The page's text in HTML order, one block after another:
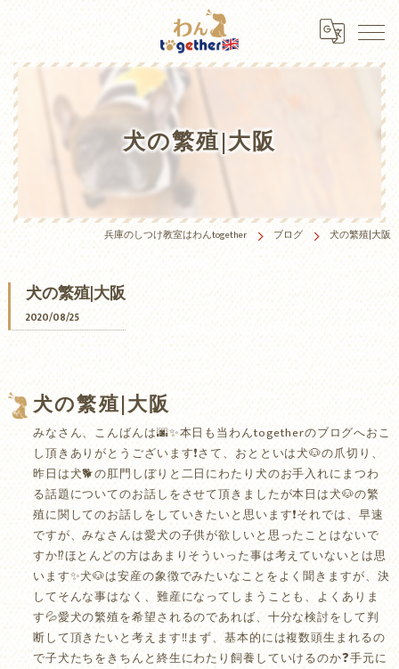
犬の繁殖|大阪
兵庫のしつけ教室はわんtogether ブログ 犬の繁殖|大阪
犬の繁殖|大阪
2020/08/25
みなさん、こんばんは🌆✨本日も当わんtogetherのブログへおこ
し頂きありがとうございます❗️さて、おとといは犬🐶の爪切り、
昨日は犬🐕の肛門しぼりと二日にわたり犬のお手入れにまつわ
る話題についてのお話しをさせて頂きましたが本日は犬🐶の繁
殖に関してのお話しをしていきたいと思います❗️それでは、早速
ですが、みなさんは愛犬の子供が欲しいと思ったことはないで
すか⁉️ほとんどの方はあまりそういった事は考えていないとは思
います✨犬🐶は安産の象徴でみたいなことをよく聞きますが、決
してそんな事はなく、難産になってしまうことも、よくありま
す💦愛犬の繁殖を希望されるのであれば、十分な検討をして判
断して頂きたいと考えます‼️まず、基本的には複数頭生まれるの
で子犬たちをきちんと終生にわたり飼養していけるのか❓手元に
犬の繁殖|大阪